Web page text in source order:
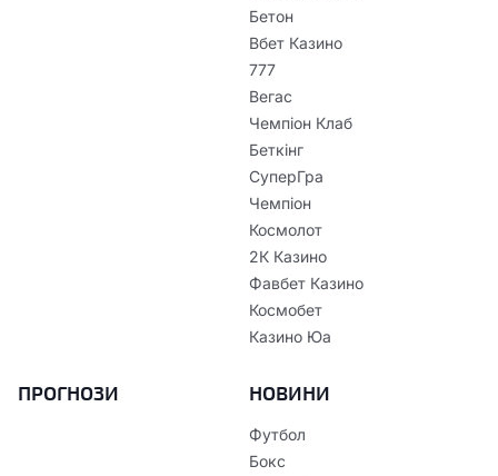
Бетон
Вбет Казино
777
Вегас
Чемпіон Клаб
Беткінг
СуперГра
Чемпіон
Космолот
2К Казино
Фавбет Казино
Космобет
Казино Юа
ПРОГНОЗИ НОВИНИ
Футбол
Бокс